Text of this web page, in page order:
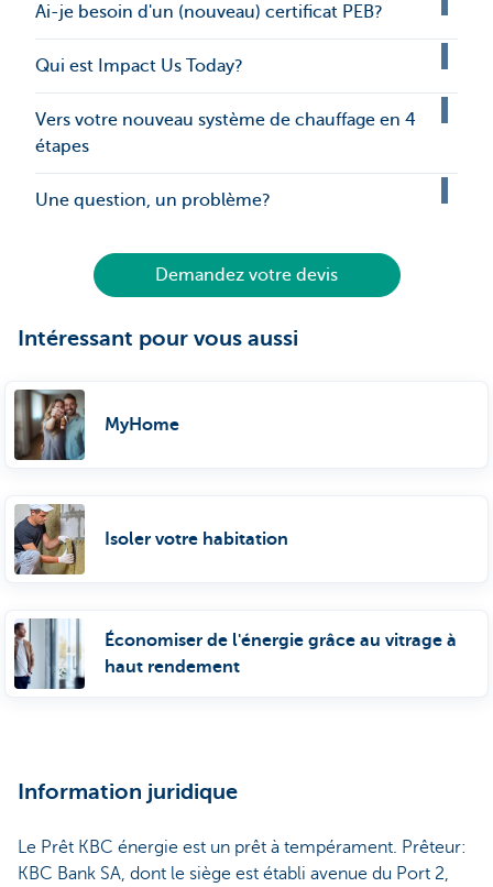
Ai-je besoin d'un (nouveau) certificat PEB?
Qui est Impact Us Today?
Vers votre nouveau système de chauffage en 4
étapes
Une question, un problème?
Demandez votre devis
Intéressant pour vous aussi
MyHome
Isoler votre habitation
Économiser de l'énergie grâce au vitrage à
haut rendement
Information juridique
Le Prêt KBC énergie est un prêt à tempérament. Prêteur:
KBC Bank SA, dont le siège est établi avenue du Port 2,